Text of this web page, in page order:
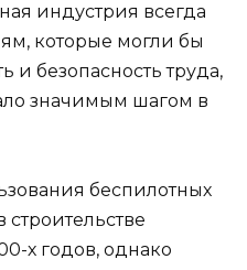
индустрия всегда
которые могли бы
и безопасность труда,
значимым шагом в
беспилотных
строительстве
х годов, однако